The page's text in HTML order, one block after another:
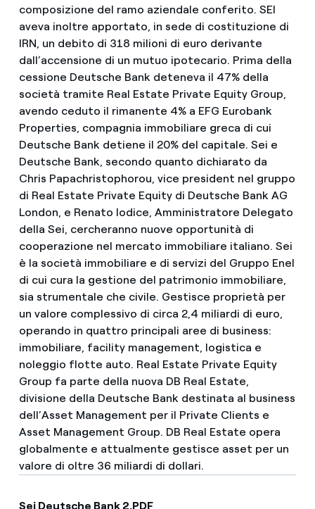
composizione del ramo aziendale conferito. SEI
aveva inoltre apportato, in sede di costituzione di
IRN, un debito di 318 milioni di euro derivante
dall’accensione di un mutuo ipotecario. Prima della
cessione Deutsche Bank deteneva il 47% della
società tramite Real Estate Private Equity Group,
avendo ceduto il rimanente 4% a EFG Eurobank
Properties, compagnia immobiliare greca di cui
Deutsche Bank detiene il 20% del capitale. Sei e
Deutsche Bank, secondo quanto dichiarato da
Chris Papachristophorou, vice president nel gruppo
di Real Estate Private Equity di Deutsche Bank AG
London, e Renato Iodice, Amministratore Delegato
della Sei, cercheranno nuove opportunità di
cooperazione nel mercato immobiliare italiano. Sei
è la società immobiliare e di servizi del Gruppo Enel
di cui cura la gestione del patrimonio immobiliare,
sia strumentale che civile. Gestisce proprietà per
un valore complessivo di circa 2,4 miliardi di euro,
operando in quattro principali aree di business:
immobiliare, facility management, logistica e
noleggio flotte auto. Real Estate Private Equity
Group fa parte della nuova DB Real Estate,
divisione della Deutsche Bank destinata al business
dell’Asset Management per il Private Clients e
Asset Management Group. DB Real Estate opera
globalmente e attualmente gestisce asset per un
valore di oltre 36 miliardi di dollari.
Sei Deutsche Bank 2.PDF